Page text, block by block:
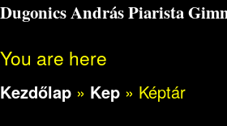
Dugonics András Piarista
You are here
Kezdőlap » Kep » Képtár